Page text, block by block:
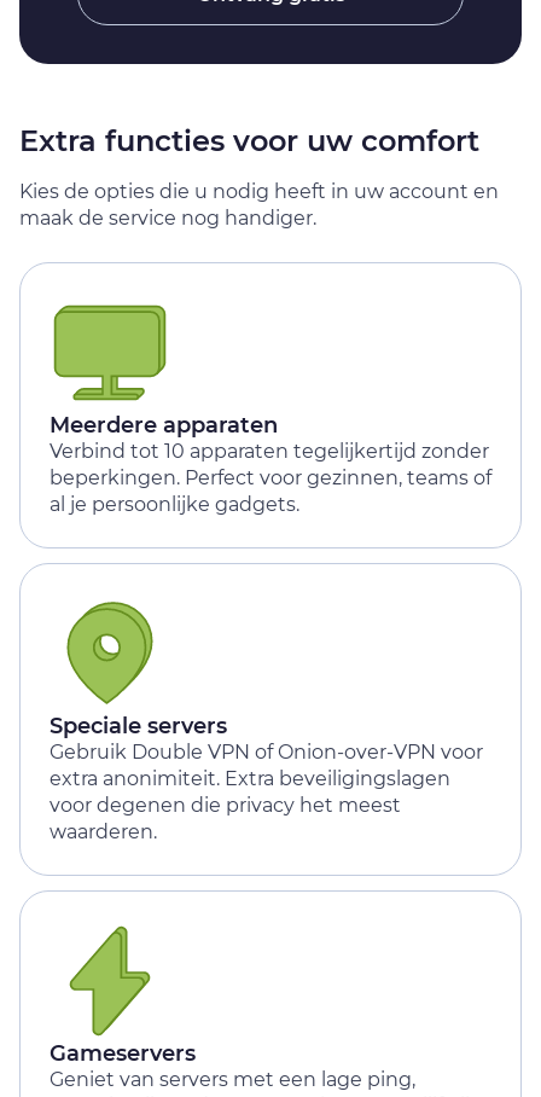
Extra functies voor uw comfort
Kies de opties die u nodig heeft in uw account en
maak de service nog handiger.
Meerdere apparaten
Verbind tot 10 apparaten tegelijkertijd zonder
beperkingen. Perfect voor gezinnen, teams of
al je persoonlijke gadgets.
Speciale servers
Gebruik Double VPN of Onion-over-VPN voor
extra anonimiteit. Extra beveiligingslagen
voor degenen die privacy het meest
waarderen.
Gameservers
Geniet van servers met een lage ping,